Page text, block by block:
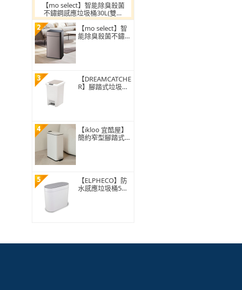
【mo select】智能除臭殺菌
不鏽鋼感應垃圾桶30L(雙開
蓋/大容量/附充電電池/mo選)
2
【mo select】智
能除臭殺菌不鏽鋼
3
【DREAMCATCHE
R】腳踏式垃圾桶
4
【ikloo 宜酷屋】
簡約窄型腳踏式垃
5
【ELPHECO】防
水感應垃圾桶5公